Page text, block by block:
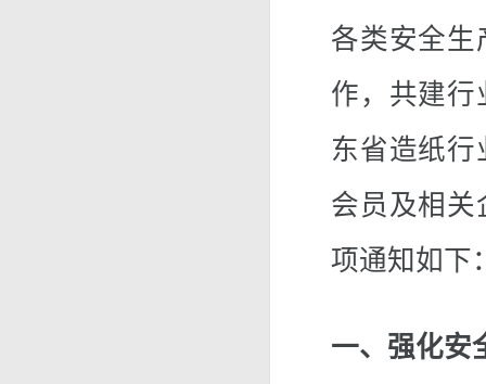
各类安全生
作，共建行
东省造纸
会员及相关
项通知如下
一、强化安